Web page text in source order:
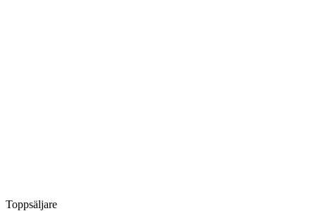
Toppsäljare